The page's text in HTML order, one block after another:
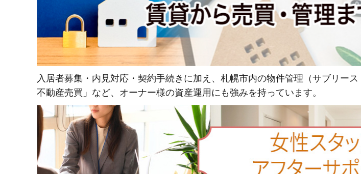
入居者募集・内見対応・契約手続きに加え、札幌市内の物件管理（サブリー
不動産売買」など、オーナー様の資産運用にも強みを持っています。